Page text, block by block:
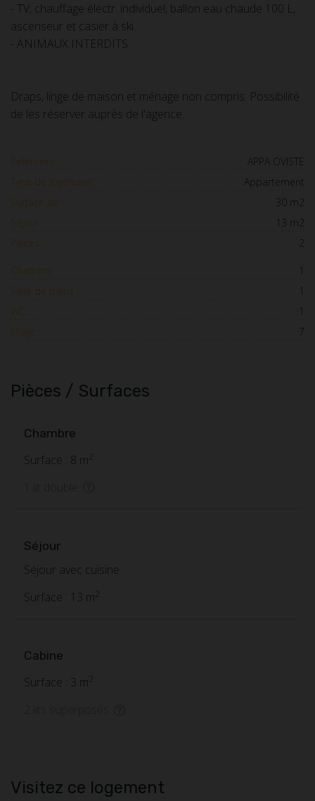
- TV, chauffage électr. individuel, ballon eau chaude 100 L,
ascenseur et casier à ski.
- ANIMAUX INTERDITS
Draps, linge de maison et ménage non compris. Possibilité
de les réserver auprès de l'agence.
Référence :
APPA OVISTE
Type de logement :
Appartement
Surface de :
30 m2
Séjour :
13 m2
Pièces :
2
Chambre :
1
Salle de bains :
1
WC :
1
Etage :
7
Pièces / Surfaces
Chambre
Surface : 8 m2
Séjour
Séjour avec cuisine
Surface : 13 m2
Cabine
Surface : 3 m2
Visitez ce logement